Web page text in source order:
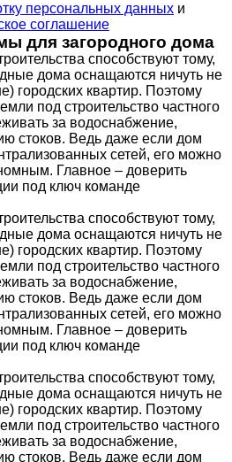
персональных данных и
соглашение
для загородного дома
способствуют тому,
дома оснащаются ничуть не
городских квартир. Поэтому
под строительство частного
за водоснабжение,
стоков. Ведь даже если дом
сетей, его можно
Главное – доверить
под ключ команде
способствуют тому,
дома оснащаются ничуть не
городских квартир. Поэтому
под строительство частного
за водоснабжение,
стоков. Ведь даже если дом
сетей, его можно
Главное – доверить
под ключ команде
способствуют тому,
дома оснащаются ничуть не
городских квартир. Поэтому
под строительство частного
за водоснабжение,
стоков. Ведь даже если дом